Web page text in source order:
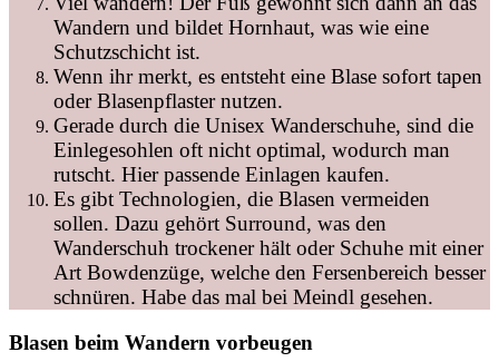
Wandern und bildet Hornhaut, was wie eine
Schutzschicht ist.
Wenn ihr merkt, es entsteht eine Blase sofort tapen
oder Blasenpflaster nutzen.
Gerade durch die Unisex Wanderschuhe, sind die
Einlegesohlen oft nicht optimal, wodurch man
rutscht. Hier passende Einlagen kaufen.
Es gibt Technologien, die Blasen vermeiden
sollen. Dazu gehört Surround, was den
Wanderschuh trockener hält oder Schuhe mit einer
Art Bowdenzüge, welche den Fersenbereich besser
schnüren. Habe das mal bei Meindl gesehen.
Blasen beim Wandern vorbeugen